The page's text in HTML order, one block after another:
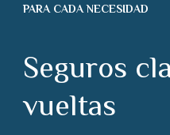
PARA CADA NECESIDAD
Seguros
vueltas